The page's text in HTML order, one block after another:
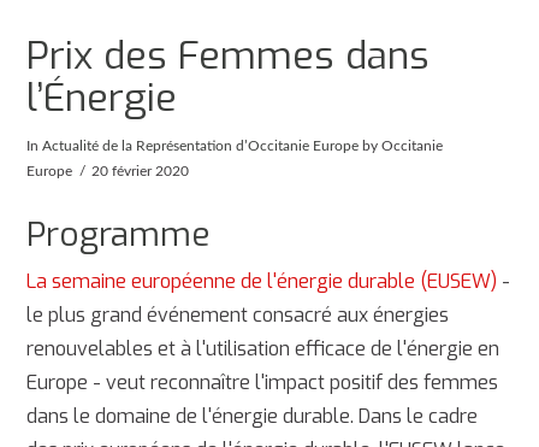
Prix des Femmes dans
l’Énergie
InActualité de la Représentation d’Occitanie Europe by Occitanie
Europe
20 février 2020
Programme
La semaine européenne de l'énergie durable (EUSEW) -
le plus grand événement consacré aux énergies
renouvelables et à l'utilisation efficace de l'énergie en
Europe - veut reconnaître l'impact positif des femmes
dans le domaine de l'énergie durable. Dans le cadre